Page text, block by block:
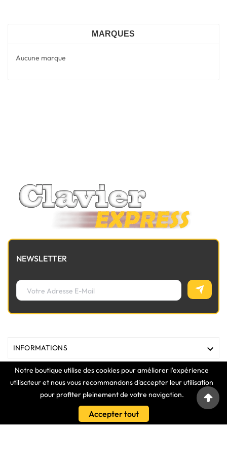
Notre boutique utilise des cookies pour améliorer l'expérience
utilisateur et nous vous recommandons d'accepter leur utilisation
pour profiter pleinement de votre navigation.
Accepter tout
MARQUES
Aucune marque
NEWSLETTER
INFORMATIONS 
MAGASIN 

VOTRE COMPTE 